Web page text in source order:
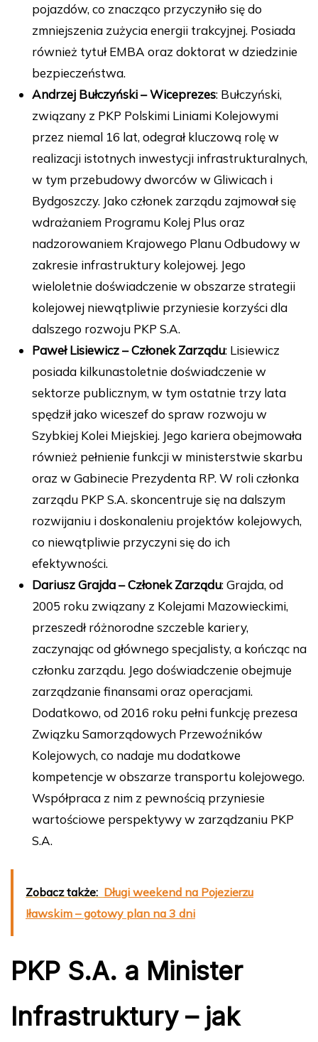
pojazdów, co znacząco przyczyniło się do
zmniejszenia zużycia energii trakcyjnej. Posiada
również tytuł EMBA oraz doktorat w dziedzinie
bezpieczeństwa.
Andrzej Bułczyński – Wiceprezes: Bułczyński,
związany z PKP Polskimi Liniami Kolejowymi
przez niemal 16 lat, odegrał kluczową rolę w
realizacji istotnych inwestycji infrastrukturalnych,
w tym przebudowy dworców w Gliwicach i
Bydgoszczy. Jako członek zarządu zajmował się
wdrażaniem Programu Kolej Plus oraz
nadzorowaniem Krajowego Planu Odbudowy w
zakresie infrastruktury kolejowej. Jego
wieloletnie doświadczenie w obszarze strategii
kolejowej niewątpliwie przyniesie korzyści dla
dalszego rozwoju PKP S.A.
Paweł Lisiewicz – Członek Zarządu: Lisiewicz
posiada kilkunastoletnie doświadczenie w
sektorze publicznym, w tym ostatnie trzy lata
spędził jako wiceszef do spraw rozwoju w
Szybkiej Kolei Miejskiej. Jego kariera obejmowała
również pełnienie funkcji w ministerstwie skarbu
oraz w Gabinecie Prezydenta RP. W roli członka
zarządu PKP S.A. skoncentruje się na dalszym
rozwijaniu i doskonaleniu projektów kolejowych,
co niewątpliwie przyczyni się do ich
efektywności.
Dariusz Grajda – Członek Zarządu: Grajda, od
2005 roku związany z Kolejami Mazowieckimi,
przeszedł różnorodne szczeble kariery,
zaczynając od głównego specjalisty, a kończąc na
członku zarządu. Jego doświadczenie obejmuje
zarządzanie finansami oraz operacjami.
Dodatkowo, od 2016 roku pełni funkcję prezesa
Związku Samorządowych Przewoźników
Kolejowych, co nadaje mu dodatkowe
kompetencje w obszarze transportu kolejowego.
Współpraca z nim z pewnością przyniesie
wartościowe perspektywy w zarządzaniu PKP
S.A.
Zobacz także: Długi weekend na Pojezierzu
Iławskim – gotowy plan na 3 dni
PKP S.A. a Minister
Infrastruktury – jak